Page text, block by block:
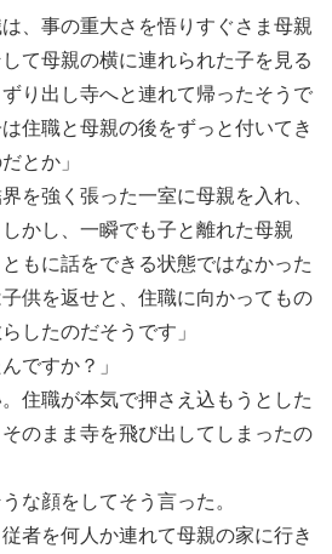
、事の重大さを悟りすぐさま母親
て母親の横に連れられた子を見る
り出し寺へと連れて帰ったそうで
住職と母親の後をずっと付いてき
とか」
を強く張った一室に母親を入れ、
かし、一瞬でも子と離れた母親
もに話をできる状態ではなかった
供を返せと、住職に向かってもの
したのだそうです」
ですか？」
住職が本気で押さえ込もうとした
のまま寺を飛び出してしまったの
な顔をしてそう言った。
者を何人か連れて母親の家に行き